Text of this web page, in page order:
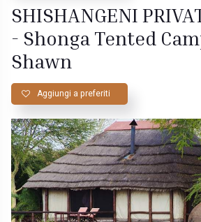
SHISHANGENI
- Shonga Tented
Shawn
Aggiungi a preferiti